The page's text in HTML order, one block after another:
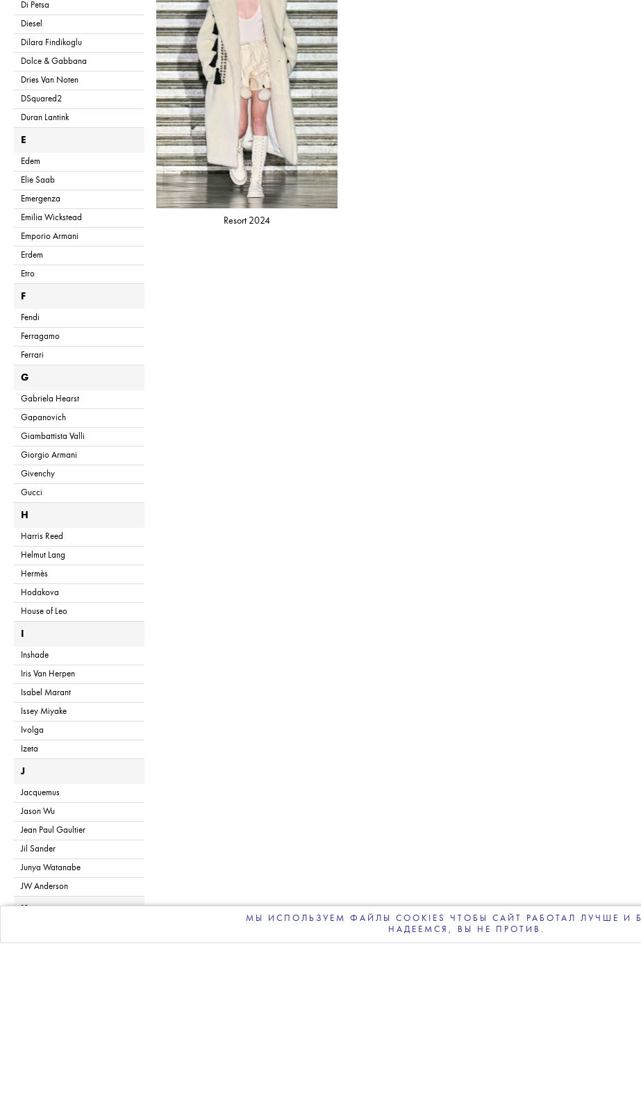
Di Petsa
Diesel
Dilara Findikoglu
Dolce & Gabbana
Dries Van Noten
DSquared2
Duran Lantink
E
Edem
Elie Saab
Emergenza
Emilia Wickstead
Emporio Armani
Erdem
Etro
F
Fendi
Ferragamo
Ferrari
G
Gabriela Hearst
Gapanovich
Giambattista Valli
Giorgio Armani
Givenchy
Gucci
H
Harris Reed
Helmut Lang
Hermès
Hodakova
House of Leo
Inshade
Iris Van Herpen
Isabel Marant
Issey Miyake
Ivolga
Izeta
J
Jacquemus
Jason Wu
Jean Paul Gaultier
Jil Sander
Junya Watanabe
JW Anderson
K
Resort 2024
МЫ ИСПОЛЬЗУЕМ ФАЙЛЫ COOKIES ЧТОБЫ САЙТ РАБОТАЛ ЛУЧШЕ И
НАДЕЕМСЯ, ВЫ НЕ ПРОТИВ.